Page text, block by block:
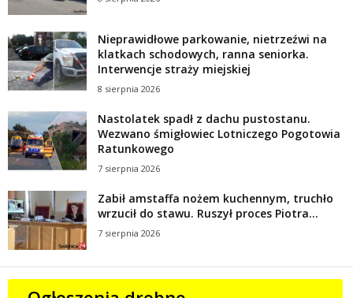
Nieprawidłowe parkowanie, nietrzeźwi na
klatkach schodowych, ranna seniorka.
Interwencje straży miejskiej
8 sierpnia 2026
Nastolatek spadł z dachu pustostanu.
Wezwano śmigłowiec Lotniczego Pogotowia
Ratunkowego
7 sierpnia 2026
Zabił amstaffa nożem kuchennym, truchło
wrzucił do stawu. Ruszył proces Piotra...
7 sierpnia 2026